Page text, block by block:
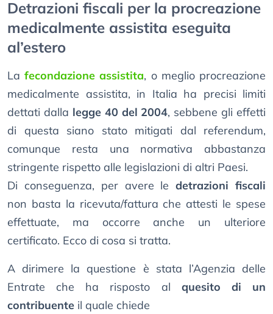
Detrazioni fiscali per la procreazione
medicalmente assistita eseguita
al’estero
Lafecondazione assistita, o meglio procreazione
medicalmente assistita, in Italia ha precisi limiti
dettati dalla legge 40 del 2004, sebbene gli effetti
di questa siano stato mitigati dal referendum,
comunque resta una normativa abbastanza
stringente rispetto alle legislazioni di altri Paesi.
Di conseguenza, per avere ledetrazioni fiscali
non basta la ricevuta/fattura che attesti le spese
effettuate, ma occorre anche un ulteriore
certificato. Ecco di cosa si tratta.
A dirimere la questione è stata l’Agenzia delle
Entrate che ha risposto al quesito di un
contribuente il quale chiede